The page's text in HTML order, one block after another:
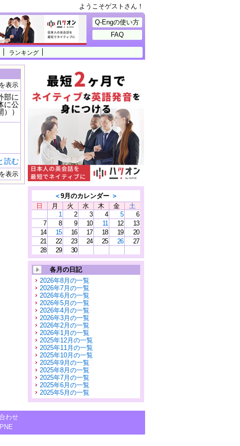
ようこそゲストさん！
ランキング
Q-Engの使い方
FAQ
表示
部に
に公
））
読む
表示
＜9月のカレンダー ＞
日
月 火 水 木 金
土
1
2 3 4 5
6
7
8 9 10 11 12
13
14
15 16 17 18 19
20
21
22 23 24 25 26
27
28
29 30
各月の日記
2026年8月の一覧
2026年7月の一覧
2026年6月の一覧
2026年5月の一覧
2026年4月の一覧
2026年3月の一覧
2026年2月の一覧
2026年1月の一覧
2025年12月の一覧
2025年11月の一覧
2025年10月の一覧
2025年9月の一覧
2025年8月の一覧
2025年7月の一覧
2025年6月の一覧
2025年5月の一覧
わせ